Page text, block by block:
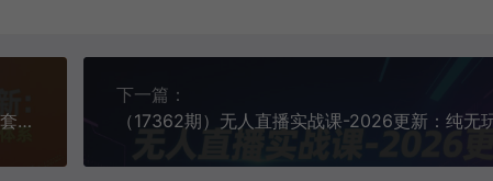
（17364期）全域3.0系统实操课-26年2月更新：一套完整的“O5A无潜入池”流量获取与优化方法论体系
下一篇：